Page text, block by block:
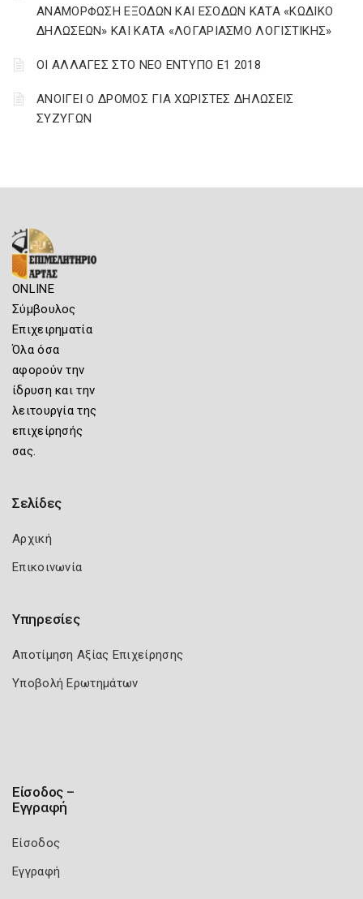
ΑΝΑΜΟΡΦΩΣΗ ΕΞΟΔΩΝ ΚΑΙ ΕΣΟΔΩΝ ΚΑΤΑ «ΚΩΔΙΚΟ
ΔΗΛΩΣΕΩΝ» ΚΑΙ ΚΑΤΑ «ΛΟΓΑΡΙΑΣΜΟ ΛΟΓΙΣΤΙΚΗΣ»
ΟΙ ΑΛΛΑΓΕΣ ΣΤΟ ΝΕΟ ΕΝΤΥΠΟ Ε1 2018
ΑΝΟΙΓΕΙ Ο ΔΡΟΜΟΣ ΓΙΑ ΧΩΡΙΣΤΕΣ ΔΗΛΩΣΕΙΣ
ΣΥΖΥΓΩΝ
ONLINE
Σύμβουλος
Επιχειρηματία
Όλα όσα
αφορούν την
ίδρυση και την
λειτουργία της
επιχείρησής
σας.
Σελίδες
Αρχική
Επικοινωνία
Υπηρεσίες
Αποτίμηση Αξίας Επιχείρησης
Υποβολή Ερωτημάτων
Είσοδος –
Εγγραφή
Είσοδος
Εγγραφή